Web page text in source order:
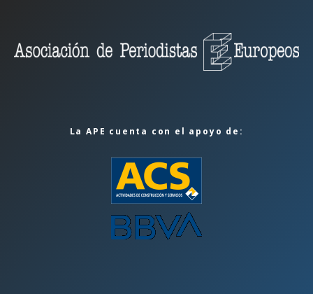
La APE cuenta con el apoyo de: